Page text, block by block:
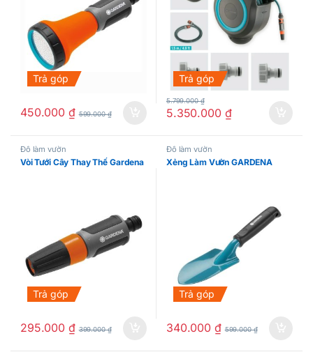
Trả góp
450.000 ₫ 599.000₫
Trả góp
5.350.000 ₫
5.799.000₫
Đồ làm vườn
Vòi Tưới Cây Thay Thế Gardena
Trả góp
295.000 ₫ 399.000₫
Đồ làm vườn
Xẻng Làm Vườn GARDENA
Trả góp
340.000 ₫ 599.000₫